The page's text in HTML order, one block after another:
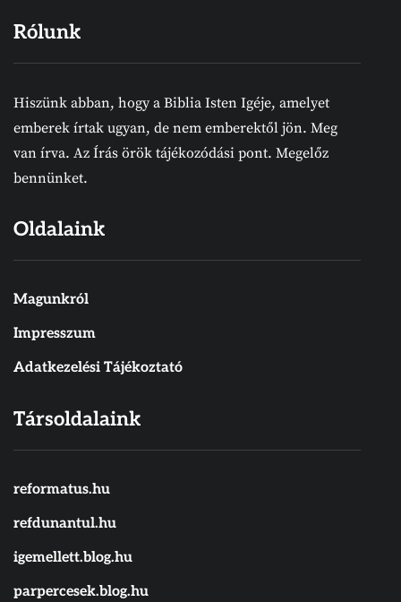
Rólunk
Hiszünk abban, hogy a Biblia Isten Igéje, amelyet
emberek írtak ugyan, de nem emberektől jön. Meg
van írva. Az Írás örök tájékozódási pont. Megelőz
bennünket.
Oldalaink
Magunkról
Impresszum
Adatkezelési Tájékoztató
Társoldalaink
reformatus.hu
refdunantul.hu
igemellett.blog.hu
parpercesek.blog.hu